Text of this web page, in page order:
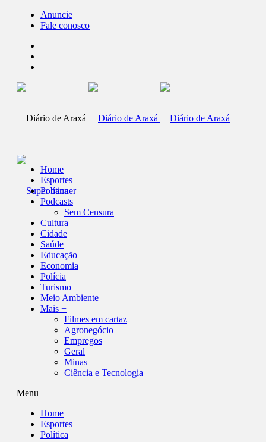
Anuncie
Fale conosco
Home
Esportes
Política
Podcasts
Sem Censura
Cultura
Cidade
Saúde
Educação
Economia
Polícia
Turismo
Meio Ambiente
Mais +
Filmes em cartaz
Agronegócio
Empregos
Geral
Minas
Ciência e Tecnologia
Menu
Home
Esportes
Política